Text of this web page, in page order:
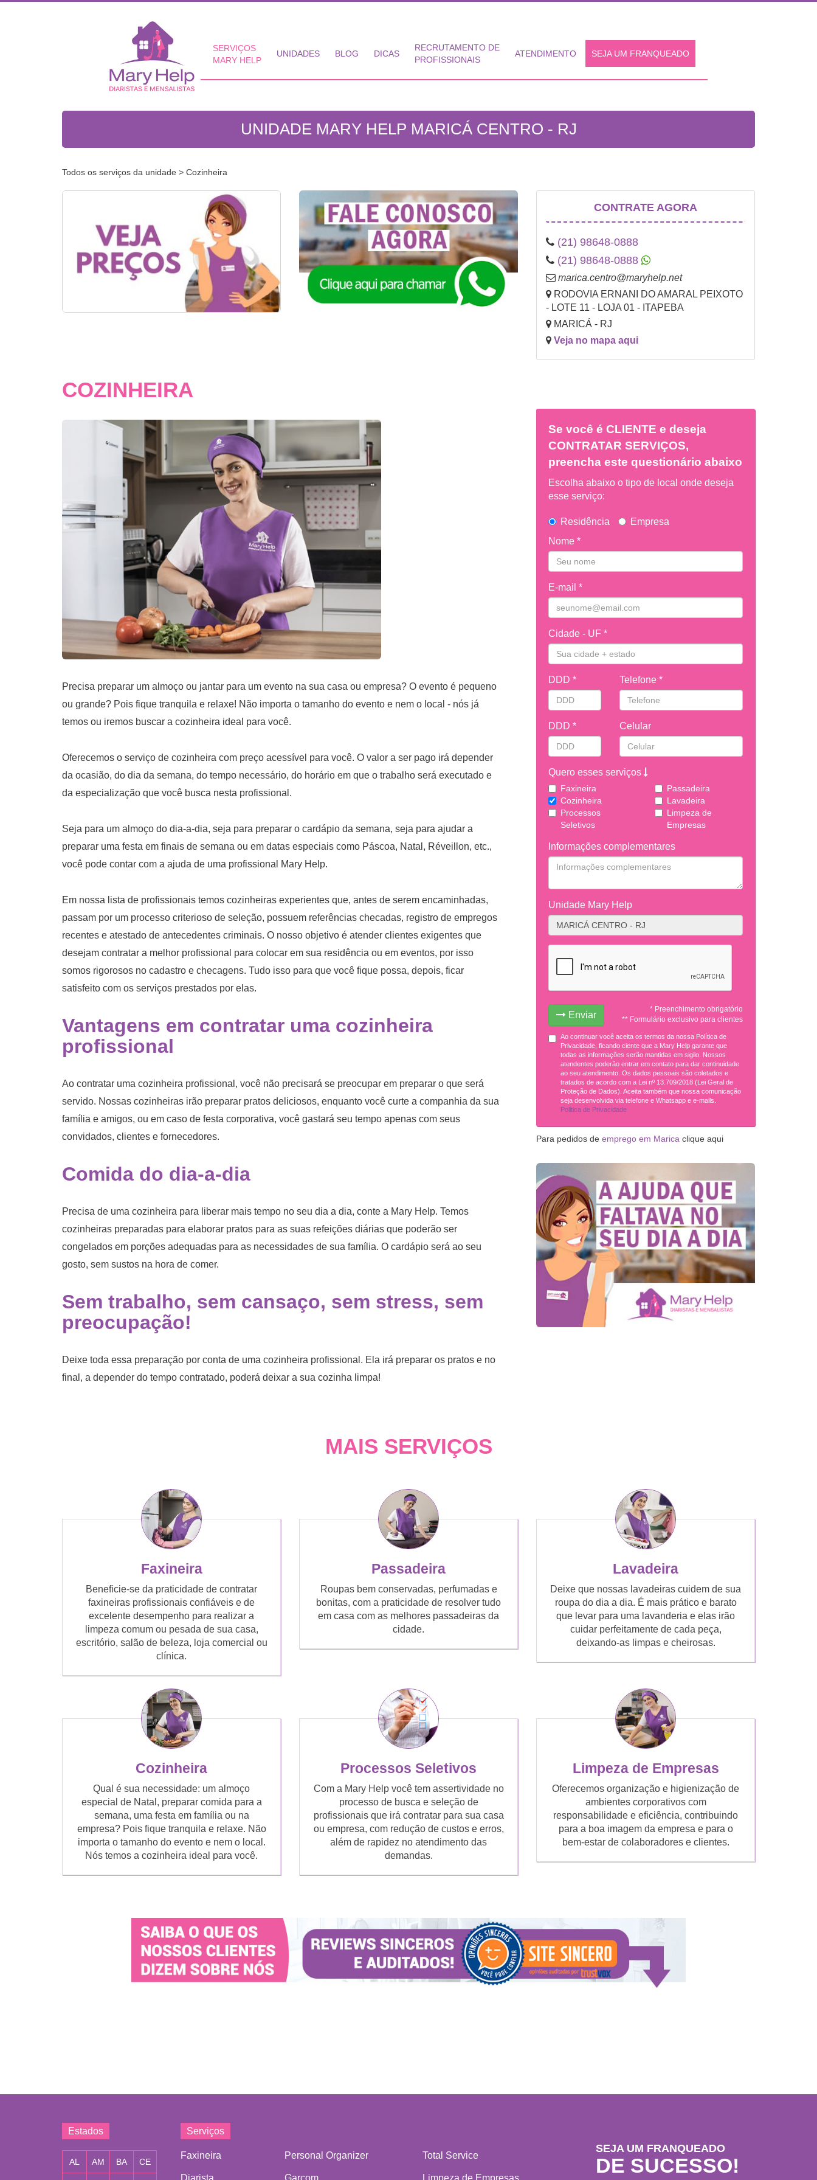
SERVIÇOS
MARY HELP
UNIDADES BLOG DICAS
RECRUTAMENTO DE
PROFISSIONAIS
ATENDIMENTO SEJA UM FRANQUEADO
UNIDADE MARY HELP MARICÁ CENTRO - RJ
Todos os serviços da unidade > Cozinheira
CONTRATE AGORA
(21) 98648-0888
(21) 98648-0888
marica.centro@maryhelp.net
RODOVIA ERNANI DO AMARAL PEIXOTO
- LOTE 11 - LOJA 01 - ITAPEBA
MARICÁ - RJ
Veja no mapa aqui
COZINHEIRA
Precisa preparar um almoço ou jantar para um evento na sua casa ou empresa? O evento é pequeno
ou grande? Pois fique tranquila e relaxe! Não importa o tamanho do evento e nem o local - nós já
temos ou iremos buscar a cozinheira ideal para você.
Oferecemos o serviço de cozinheira com preço acessível para você. O valor a ser pago irá depender
da ocasião, do dia da semana, do tempo necessário, do horário em que o trabalho será executado e
da especialização que você busca nesta profissional.
Seja para um almoço do dia-a-dia, seja para preparar o cardápio da semana, seja para ajudar a
preparar uma festa em finais de semana ou em datas especiais como Páscoa, Natal, Réveillon, etc.,
você pode contar com a ajuda de uma profissional Mary Help.
Em nossa lista de profissionais temos cozinheiras experientes que, antes de serem encaminhadas,
passam por um processo criterioso de seleção, possuem referências checadas, registro de empregos
recentes e atestado de antecedentes criminais. O nosso objetivo é atender clientes exigentes que
desejam contratar a melhor profissional para colocar em sua residência ou em eventos, por isso
somos rigorosos no cadastro e checagens. Tudo isso para que você fique possa, depois, ficar
satisfeito com os serviços prestados por elas.
Vantagens em contratar uma cozinheira
profissional
Ao contratar uma cozinheira profissional, você não precisará se preocupar em preparar o que será
servido. Nossas cozinheiras irão preparar pratos deliciosos, enquanto você curte a companhia da sua
família e amigos, ou em caso de festa corporativa, você gastará seu tempo apenas com seus
convidados, clientes e fornecedores.
Comida do dia-a-dia
Precisa de uma cozinheira para liberar mais tempo no seu dia a dia, conte a Mary Help. Temos
cozinheiras preparadas para elaborar pratos para as suas refeições diárias que poderão ser
congelados em porções adequadas para as necessidades de sua família. O cardápio será ao seu
gosto, sem sustos na hora de comer.
Sem trabalho, sem cansaço, sem stress, sem
preocupação!
Deixe toda essa preparação por conta de uma cozinheira profissional. Ela irá preparar os pratos e no
final, a depender do tempo contratado, poderá deixar a sua cozinha limpa!
Se você é CLIENTE e deseja
CONTRATAR SERVIÇOS,
preencha este questionário abaixo
Escolha abaixo o tipo de local onde deseja
esse serviço:
Residência
Empresa
Nome *
E-mail *
Cidade - UF *
DDD * Telefone *
DDD * Celular
Quero esses serviços
Faxineira
Passadeira
Cozinheira
Lavadeira
Processos
Seletivos
Limpeza de
Empresas
Informações complementares
Unidade Mary Help
Enviar
* Preenchimento obrigatório
** Formulário exclusivo para clientes
Ao continuar você aceita os termos da nossa Política de
Privacidade, ficando ciente que a Mary Help garante que
todas as informações serão mantidas em sigilo. Nossos
atendentes poderão entrar em contato para dar continuidade
ao seu atendimento. Os dados pessoais são coletados e
tratados de acordo com a Lei nº 13.709/2018 (Lei Geral de
Proteção de Dados). Aceita também que nossa comunicação
seja desenvolvida via telefone e Whatsapp e e-mails.
Politica de Privacidade
Para pedidos de emprego em Marica clique aqui
MAIS SERVIÇOS
Faxineira
Beneficie-se da praticidade de contratar
faxineiras profissionais confiáveis e de
excelente desempenho para realizar a
limpeza comum ou pesada de sua casa,
escritório, salão de beleza, loja comercial ou
clínica.
Passadeira
Roupas bem conservadas, perfumadas e
bonitas, com a praticidade de resolver tudo
em casa com as melhores passadeiras da
cidade.
Lavadeira
Deixe que nossas lavadeiras cuidem de sua
roupa do dia a dia. É mais prático e barato
que levar para uma lavanderia e elas irão
cuidar perfeitamente de cada peça,
deixando-as limpas e cheirosas.
Cozinheira
Qual é sua necessidade: um almoço
especial de Natal, preparar comida para a
semana, uma festa em família ou na
empresa? Pois fique tranquila e relaxe. Não
importa o tamanho do evento e nem o local.
Nós temos a cozinheira ideal para você.
Processos Seletivos
Com a Mary Help você tem assertividade no
processo de busca e seleção de
profissionais que irá contratar para sua casa
ou empresa, com redução de custos e erros,
além de rapidez no atendimento das
demandas.
Limpeza de Empresas
Oferecemos organização e higienização de
ambientes corporativos com
responsabilidade e eficiência, contribuindo
para a boa imagem da empresa e para o
bem-estar de colaboradores e clientes.
Estados
AL AM BA CE
Serviços
Faxineira Personal Organizer Total Service
SEJA UM FRANQUEADO
DE SUCESSO!